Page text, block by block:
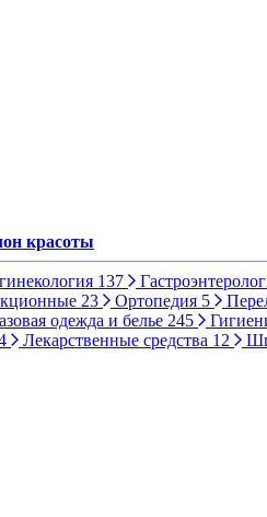
красоты
137
23 Ортопедия 5
одежда и белье 245
Лекарственные средства 12